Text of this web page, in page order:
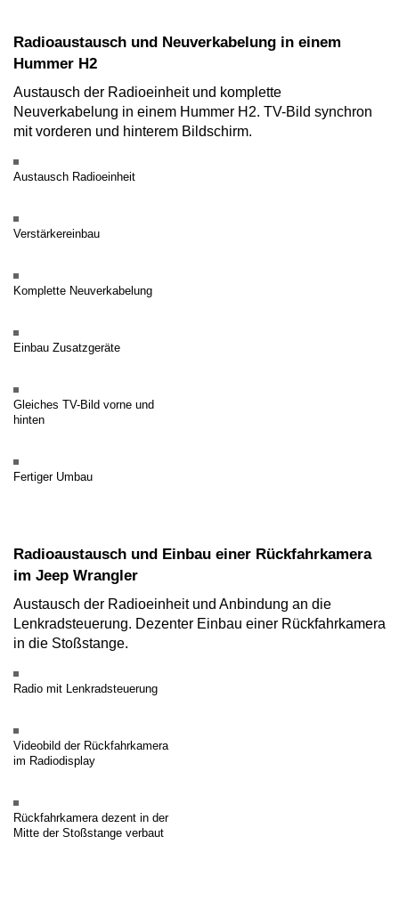
Radioaustausch und Neuverkabelung in einem
Hummer H2
Austausch der Radioeinheit und komplette
Neuverkabelung in einem Hummer H2. TV-Bild synchron
mit vorderen und hinterem Bildschirm.
Austausch Radioeinheit
Verstärkereinbau
Komplette Neuverkabelung
Einbau Zusatzgeräte
Gleiches TV-Bild vorne und
hinten
Fertiger Umbau
Radioaustausch und Einbau einer Rückfahrkamera
im Jeep Wrangler
Austausch der Radioeinheit und Anbindung an die
Lenkradsteuerung. Dezenter Einbau einer Rückfahrkamera
in die Stoßstange.
Radio mit Lenkradsteuerung
Videobild der Rückfahrkamera
im Radiodisplay
Rückfahrkamera dezent in der
Mitte der Stoßstange verbaut